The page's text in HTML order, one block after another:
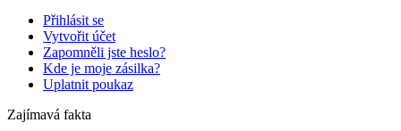
Přihlásit se
Vytvořit účet
Zapomněli jste heslo?
Kde je moje zásilka?
Uplatnit poukaz
Zajímavá fakta